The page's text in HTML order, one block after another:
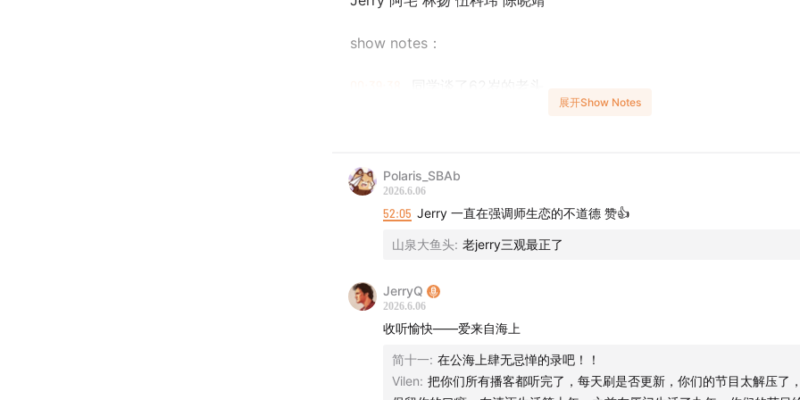
show notes：
同学谈了62岁的老头
01:10:40商业帝国哥被扒老底
01:56:41爱情话题！
帮曾恋女孩开放被现任发现
音乐：
展开Show Notes
Polaris_SBAb
2026.6.06
52:05 Jerry 一直在强调师生恋的不道德 赞👍
山泉大鱼头: 老jerry三观最正了
JerryQ
2026.6.06
收听愉快——爱来自海上
简十一: 在公海上肆无忌惮的录吧！！
Vilen: 把你们所有播客都听完了，每天刷是否更新，你们的节目太解压了